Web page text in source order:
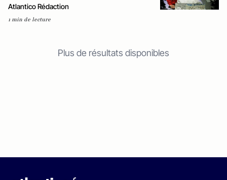
Atlantico Rédaction
1 min de lecture
Plus de résultats disponibles